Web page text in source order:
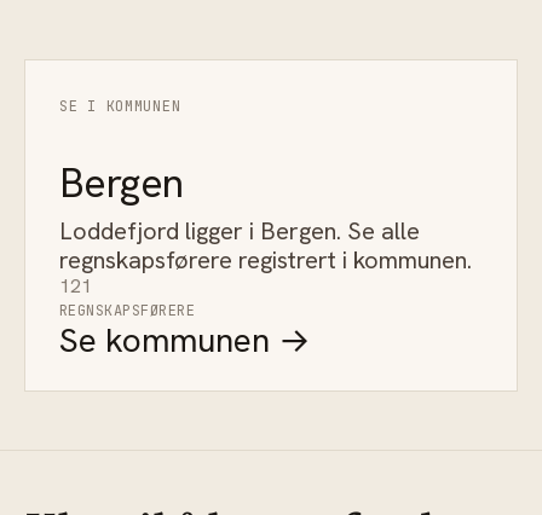
SE I KOMMUNEN
Bergen
Loddefjord ligger i Bergen. Se alle
regnskapsførere registrert i kommunen.
121
REGNSKAPSFØRERE
Se kommunen →